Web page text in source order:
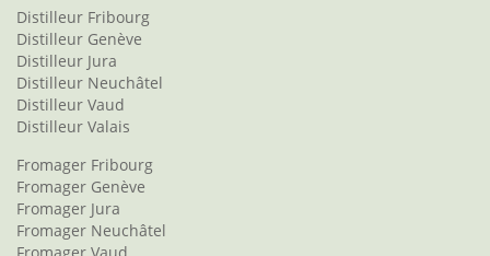
Distilleur Fribourg
Distilleur Genève
Distilleur Jura
Distilleur Neuchâtel
Distilleur Vaud
Distilleur Valais
Fromager Fribourg
Fromager Genève
Fromager Jura
Fromager Neuchâtel